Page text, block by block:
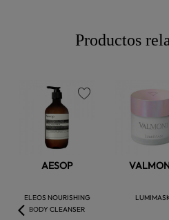
Productos
AESOP
ELEOS NOURISHING
BODY CLEANSER